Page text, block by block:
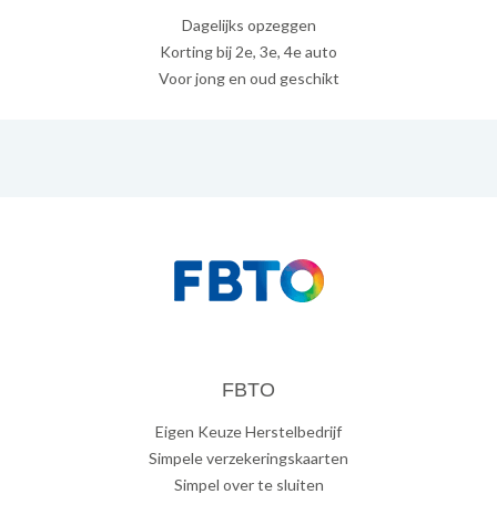
Dagelijks opzeggen
Korting bij 2e, 3e, 4e auto
Voor jong en oud geschikt
FBTO
Eigen Keuze Herstelbedrijf
Simpele verzekeringskaarten
Simpel over te sluiten